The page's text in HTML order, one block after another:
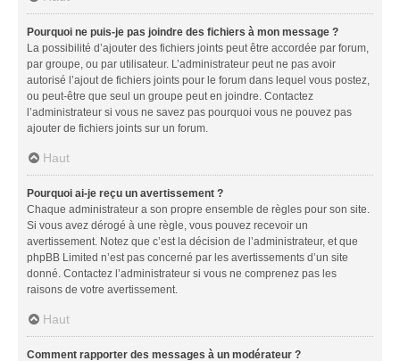
Pourquoi ne puis-je pas joindre des fichiers à mon message ?
La possibilité d’ajouter des fichiers joints peut être accordée par forum,
par groupe, ou par utilisateur. L’administrateur peut ne pas avoir
autorisé l’ajout de fichiers joints pour le forum dans lequel vous postez,
ou peut-être que seul un groupe peut en joindre. Contactez
l’administrateur si vous ne savez pas pourquoi vous ne pouvez pas
ajouter de fichiers joints sur un forum.
Haut
Pourquoi ai-je reçu un avertissement ?
Chaque administrateur a son propre ensemble de règles pour son site.
Si vous avez dérogé à une règle, vous pouvez recevoir un
avertissement. Notez que c’est la décision de l’administrateur, et que
phpBB Limited n’est pas concerné par les avertissements d’un site
donné. Contactez l’administrateur si vous ne comprenez pas les
raisons de votre avertissement.
Haut
Comment rapporter des messages à un modérateur ?